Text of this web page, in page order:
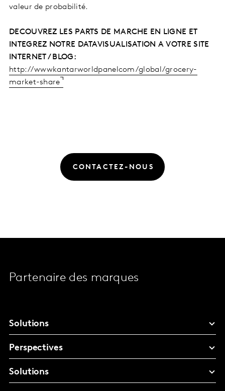
valeur de probabilité.
DECOUVREZ LES PARTS DE MARCHE EN LIGNE ET
INTEGREZ NOTRE DATAVISUALISATION A VOTRE SITE
INTERNET / BLOG:
http://wwwkantarworldpanelcom/global/grocery-
market-share
CONTACTEZ-NOUS
Partenaire des marques
Solutions
Perspectives
Solutions